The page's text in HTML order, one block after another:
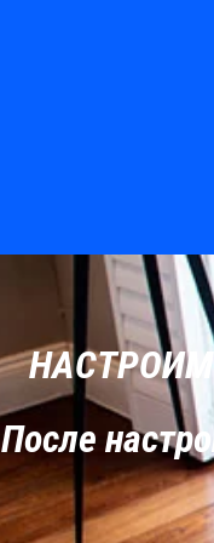
НАСТРОИМ
После